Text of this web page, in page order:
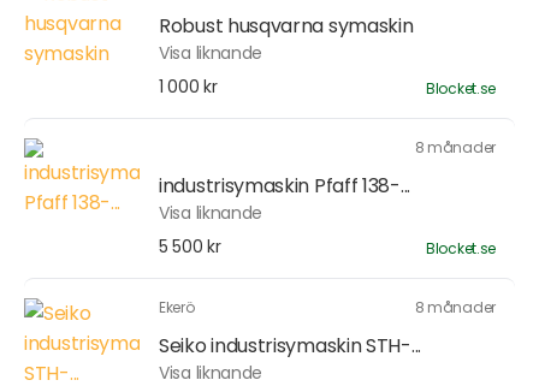
Robust husqvarna symaskin
Visa liknande
1 000 kr
Blocket.se
8 månader
industrisymaskin Pfaff 138-...
Visa liknande
5 500 kr
Blocket.se
Ekerö 8 månader
Seiko industrisymaskin STH-...
Visa liknande